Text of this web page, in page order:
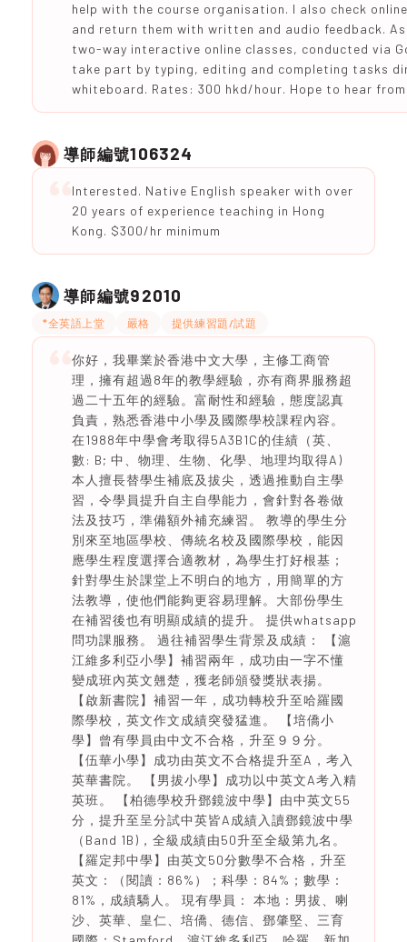
help with the course organisation. I also check
and return them with written and audio feedback.
two-way interactive online classes, conducted via
take part by typing, editing and completing tasks
whiteboard. Rates: 300 hkd/hour. Hope to hear from
導師編號106324
Interested. Native English speaker with over
20 years of experience teaching in Hong
Kong. $300/hr minimum
導師編號92010
*全英語上堂 嚴格 提供練習題/試題
你好，我畢業於香港中文大學，主修工商管
理，擁有超過8年的教學經驗，亦有商界服務超
過二十五年的經驗。富耐性和經驗，態度認真
負責，熟悉香港中小學及國際學校課程內容。
在1988年中學會考取得5A3B1C的佳績（英、
數: B; 中、物理、生物、化學、地理均取得A)
本人擅長替學生補底及拔尖，透過推動自主學
習，令學員提升自主自學能力，會針對各卷做
法及技巧，準備額外補充練習。 教導的學生分
別來至地區學校、傳統名校及國際學校，能因
應學生程度選擇合適教材，為學生打好根基；
針對學生於課堂上不明白的地方，用簡單的方
法教導，使他們能夠更容易理解。大部份學生
在補習後也有明顯成績的提升。 提供whatsapp
問功課服務。 過往補習學生背景及成績： 【滬
江維多利亞小學】補習兩年，成功由一字不懂
變成班內英文翹楚，獲老師頒發獎狀表揚。
【啟新書院】補習一年，成功轉校升至哈羅國
際學校，英文作文成績突發猛進。 【培僑小
學】曾有學員由中文不合格，升至９９分。
【伍華小學】成功由英文不合格提升至A，考入
英華書院。 【男拔小學】成功以中英文A考入精
英班。 【柏德學校升鄧鏡波中學】由中英文55
分，提升至呈分試中英皆A成績入讀鄧鏡波中學
（Band 1B)，全級成績由50升至全級第九名。
【羅定邦中學】由英文50分數學不合格，升至
英文：（閱讀：86%）；科學：84%；數學：
81%，成績驕人。 現有學員： 本地：男拔、喇
沙、英華、皇仁、培僑、德信、鄧肇堅、三育